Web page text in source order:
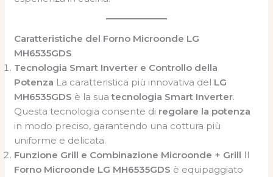
Caratteristiche del Forno Microonde LG
MH6535GDS
Tecnologia Smart Inverter e Controllo della
Potenza La caratteristica più innovativa del LG
MH6535GDS è la suatecnologia Smart Inverter.
Questa tecnologia consente di regolare la potenza
in modo preciso, garantendo una cottura più
uniforme e delicata.
Funzione Grill e Combinazione Microonde + Grill Il
Forno Microonde LG MH6535GDS è equipaggiato